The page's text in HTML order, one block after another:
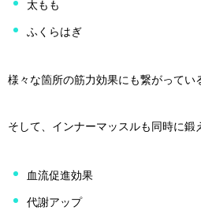
太もも
ふくらはぎ
様々な箇所の筋力効果にも繋がってい
そして、インナーマッスルも同時に鍛
血流促進効果
代謝アップ